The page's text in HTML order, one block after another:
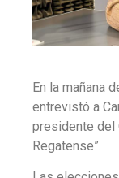
En la mañana
entrevistó a
presidente del
Regatense”.